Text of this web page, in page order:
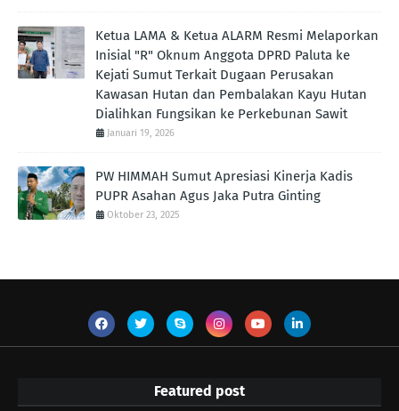
Ketua LAMA & Ketua ALARM Resmi Melaporkan
Inisial "R" Oknum Anggota DPRD Paluta ke
Kejati Sumut Terkait Dugaan Perusakan
Kawasan Hutan dan Pembalakan Kayu Hutan
Dialihkan Fungsikan ke Perkebunan Sawit
Januari 19, 2026
PW HIMMAH Sumut Apresiasi Kinerja Kadis
PUPR Asahan Agus Jaka Putra Ginting ‎
Oktober 23, 2025
Featured post